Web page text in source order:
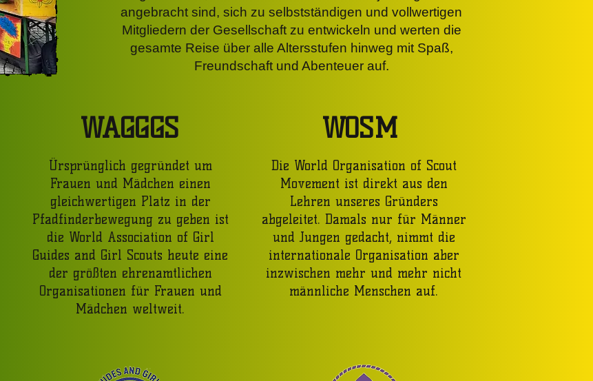
angebracht sind, sich zu selbstständigen und vollwertigen
Mitgliedern der Gesellschaft zu entwickeln und werten die
gesamte Reise über alle Altersstufen hinweg mit Spaß,
Freundschaft und Abenteuer auf.
WAGGGS
Ürsprünglich gegründet um
Frauen und Mädchen einen
gleichwertigen Platz in der
Pfadfinderbewegung zu geben ist
die World Association of Girl
Guides and Girl Scouts heute eine
der größten ehrenamtlichen
Organisationen für Frauen und
Mädchen weltweit.
WOSM
Die World Organisation of Scout
Movement ist direkt aus den
Lehren unseres Gründers
abgeleitet. Damals nur für Männer
und Jungen gedacht, nimmt die
internationale Organisation aber
inzwischen mehr und mehr nicht
männliche Menschen auf.